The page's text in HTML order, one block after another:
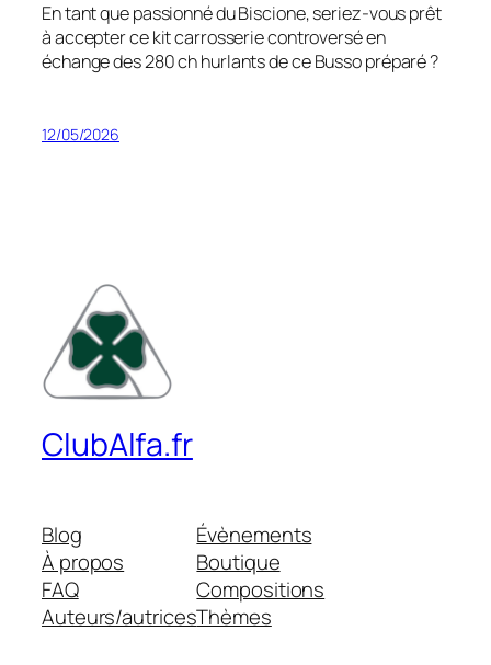
En tant que passionné du Biscione, seriez-vous prêt
à accepter ce kit carrosserie controversé en
échange des 280 ch hurlants de ce Busso préparé ?
12/05/2026
ClubAlfa.fr
Blog
À propos
FAQ
Auteurs/autrices
Évènements
Boutique
Compositions
Thèmes